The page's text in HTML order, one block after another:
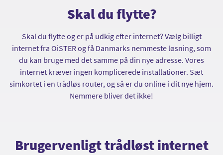
Skal du flytte?
Skal du flytte og er på udkig efter internet? Vælg billigt
internet fra OiSTER og få Danmarks nemmeste løsning, som
du kan bruge med det samme på din nye adresse. Vores
internet kræver ingen komplicerede installationer. Sæt
simkortet i en trådløs router, og så er du online i dit nye hjem.
Nemmere bliver det ikke!
Brugervenligt trådløst internet